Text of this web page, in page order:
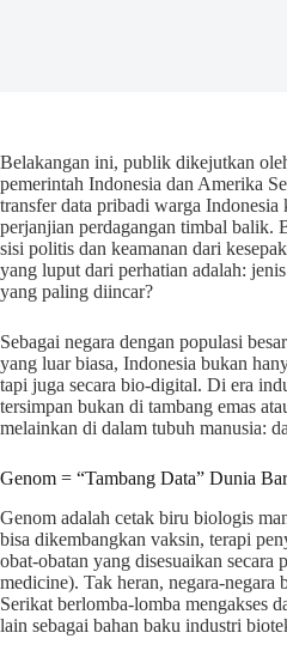
Belakangan ini, publik dikejutkan
pemerintah Indonesia dan Amerika
transfer data pribadi warga Indonesia
perjanjian perdagangan timbal balik.
sisi politis dan keamanan dari
yang luput dari perhatian adalah:
yang paling diincar?
Sebagai negara dengan populasi
yang luar biasa, Indonesia bukan
tapi juga secara bio-digital. Di era
tersimpan bukan di tambang emas
melainkan di dalam tubuh manusia:
Genom = “Tambang Data” Dunia
Genom adalah cetak biru biologis
bisa dikembangkan vaksin, terapi
obat-obatan yang disesuaikan secara
medicine). Tak heran, negara-negara
Serikat berlomba-lomba mengakses
lain sebagai bahan baku industri